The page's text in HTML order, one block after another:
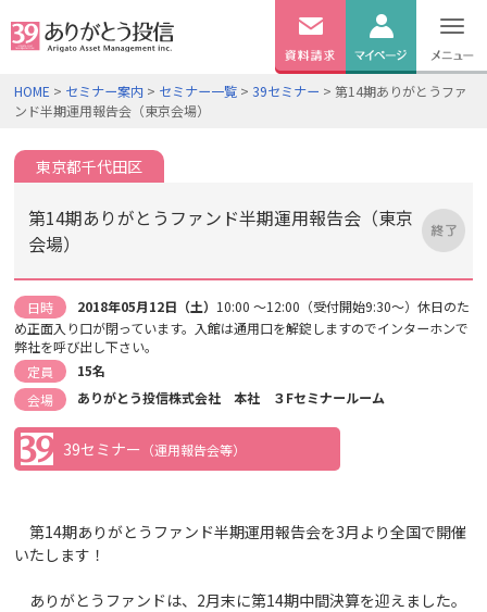
無料
資料 ログイン
HOME > セミナー案内 > セミナー一覧 >39セミナー > 第14期ありがとうファ
ンド半期運用報告会（東京会場）
東京都千代田区
第14期ありがとうファンド半期運用報告会（東京
会場）
日時 2018年05月12日（土） 10:00 ～12:00（受付開始9:30～）休日のた
め正面入り口が閉っています。入館は通用口を解錠しますのでインターホンで
弊社を呼び出し下さい。
定員
15名
会場
ありがとう投信株式会社 本社 ３Fセミナールーム
39セミナー （運用報告会等）
第14期ありがとうファンド半期運用報告会を3月より全国で開催
いたします！
ありがとうファンドは、2月末に第14期中間決算を迎えました。